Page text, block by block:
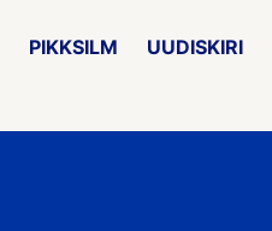
PIKKSILM UUDISKIRI